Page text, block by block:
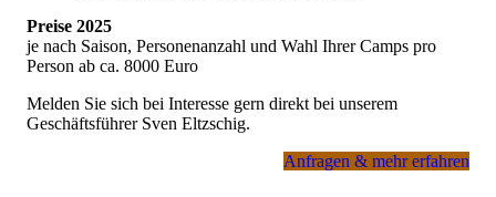
Preise 2025
je nach Saison, Personenanzahl und Wahl Ihrer Camps pro
Person ab ca. 8000 Euro
Melden Sie sich bei Interesse gern direkt bei unserem
Geschäftsführer Sven Eltzschig.
Anfragen & mehr erfahren